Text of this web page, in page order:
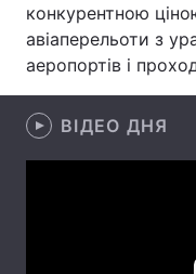
Контакти
Послуги
конкурентною
авіаперельоти з
аеропортів і
ВІДЕО ДНЯ